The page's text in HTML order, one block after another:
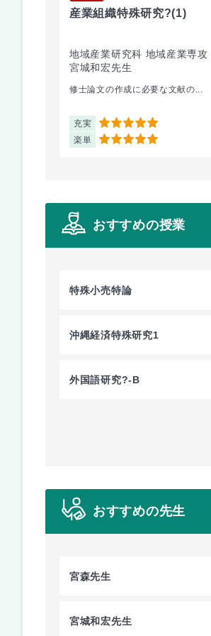
産業組織特殊研究?(1)
地域産業研究科 地域産業専攻
宮城和宏先生
修士論文の作成に必要な文献の...
充実 5
楽単 5
おすすめの授業
特殊小売特論
沖縄経済特殊研究1
外国語研究?-B
おすすめの先生
宮森先生
宮城和宏先生